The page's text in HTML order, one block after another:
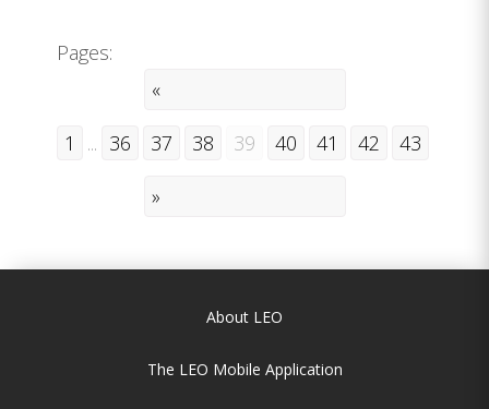
Pages:
«
1 ... 36 37 38 39 40 41 42 43
»
About LEO
The LEO Mobile Application